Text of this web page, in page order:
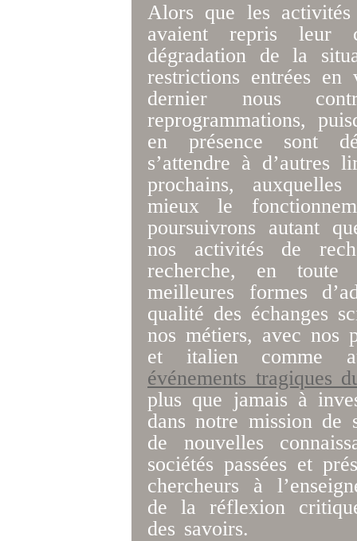
Alors que les
avaient repris leur
dégradation de la
restrictions entrées
dernier nous
reprogrammations,
en présence sont
s’attendre à d’autres
prochains,
mieux le
poursuivrons autant
nos activités de
recherche, en toute
meilleures formes
qualité des échanges
nos métiers, avec nos
et italien comme
événements tragiques
plus que jamais à
dans notre mission de
de nouvelles
sociétés passées et
chercheurs à
de la réflexion
des savoirs.